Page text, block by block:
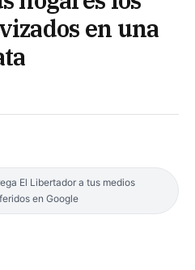
en una
El Libertador a tus medios
en Google